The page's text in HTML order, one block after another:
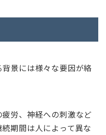
景には様々な要因が絡
労、神経への刺激など
期間は人によって異な